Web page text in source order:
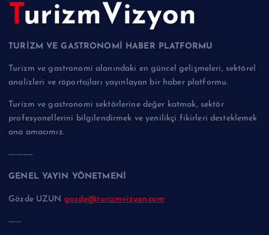
TurizmVizyon
TURİZM VE GASTRONOMİ HABER PLATFORMU
Turizm ve gastronomi alanındaki en güncel gelişmeleri, sektörel
analizleri ve röportajları yayınlayan bir haber platformu.
Turizm ve gastronomi sektörlerine değer katmak, sektör
profesyonellerini bilgilendirmek ve yenilikçi fikirleri desteklemek
ana amacımız.
----------
GENEL YAYIN YÖNETMENİ
Gözde UZUN gozde@turizmvizyon.com
-----